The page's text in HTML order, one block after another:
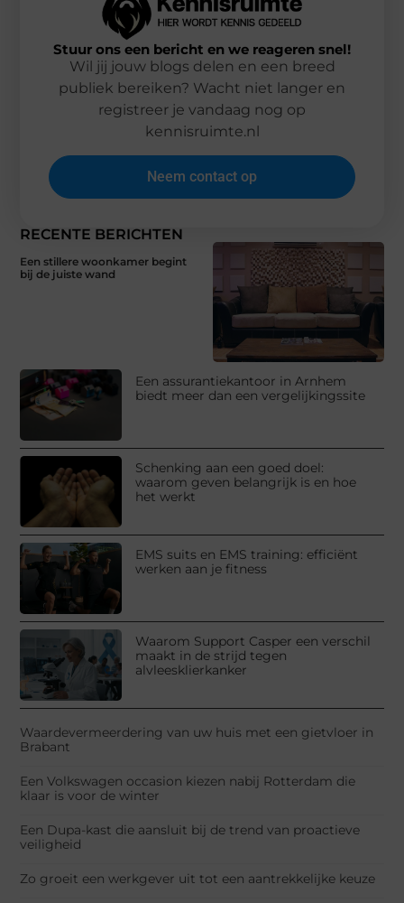
RECENTE BERICHTEN
Een stillere woonkamer begint
bij de juiste wand
Een assurantiekantoor in Arnhem
biedt meer dan een vergelijkingssite
Schenking aan een goed doel:
waarom geven belangrijk is en hoe
het werkt
EMS suits en EMS training: efficiënt
werken aan je fitness
Waarom Support Casper een verschil
maakt in de strijd tegen
alvleesklierkanker
Waardevermeerdering van uw huis met een gietvloer in
Brabant
Een Volkswagen occasion kiezen nabij Rotterdam die
klaar is voor de winter
Een Dupa-kast die aansluit bij de trend van proactieve
veiligheid
Zo groeit een werkgever uit tot een aantrekkelijke keuze
Stuur ons een bericht en we reageren snel!
Wil jij jouw blogs delen en een breed
publiek bereiken? Wacht niet langer en
registreer je vandaag nog op
kennisruimte.nl
Neem contact op